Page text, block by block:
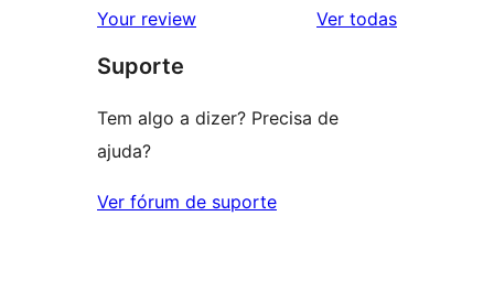
Your review Ver todasavaliações
Suporte
Tem algo a dizer? Precisa de
ajuda?
Ver fórum de suporte